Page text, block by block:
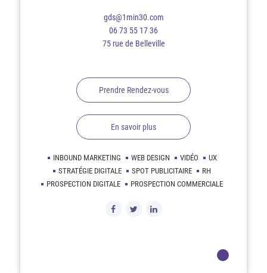
gds@1min30.com
06 73 55 17 36
75 rue de Belleville
Prendre Rendez-vous
En savoir plus
INBOUND MARKETING WEB DESIGN VIDÉO
UX
STRATÉGIE DIGITALE
SPOT PUBLICITAIRE
RH
PROSPECTION DIGITALE
PROSPECTION COMMERCIALE